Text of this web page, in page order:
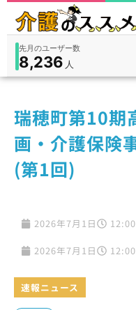
在宅9,360入所3,194
先月のユーザー数
8,236 人
件
瑞穂町第10期
画・介護保険
(第1回)
2026年7月1日
2026年7月1日
速報ニュース